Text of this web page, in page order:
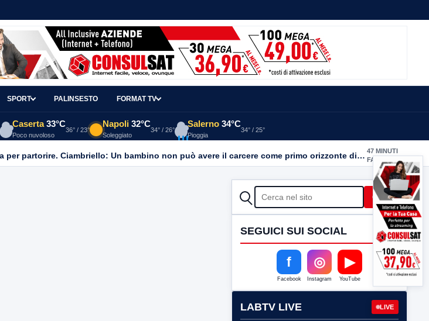
SPORT PALINSESTO FORMAT TV
Caserta 33°C
Poco nuvoloso
36° / 23°
Napoli 32°C
Soleggiato
34° / 26°
Salerno 34°C
Pioggia
34° / 25°
Detenute madri al carcere di Lauro, tre donne sono incinte e una sta per partorire. Ciambriello: Un bambino non può avere il carcere come primo orizzonte di vita 47 MINUTI
FA
CERCA Cerca
SEGUICI SUI SOCIAL
f
Facebook
◎
Instagram
▶
YouTube
LABTV LIVE LIVE